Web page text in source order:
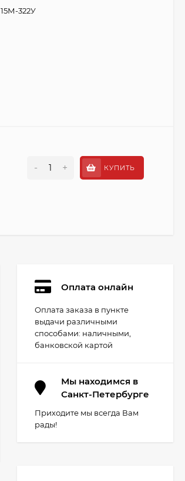
15М-322У
- + КУПИТЬ
Оплата онлайн
Оплата заказа в пункте
выдачи различными
способами: наличными,
банковской картой
Мы находимся в
Санкт-Петербурге
Приходите мы всегда Вам
рады!